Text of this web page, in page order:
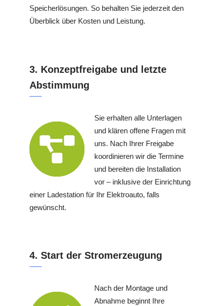
Speicherlösungen. So behalten Sie jederzeit den
Überblick über Kosten und Leistung.
3. Konzeptfreigabe und letzte
Abstimmung
Sie erhalten alle Unterlagen
und klären offene Fragen mit
uns. Nach Ihrer Freigabe
koordinieren wir die Termine
und bereiten die Installation
vor – inklusive der Einrichtung
einer Ladestation für Ihr Elektroauto, falls
gewünscht.
4. Start der Stromerzeugung
Nach der Montage und
Abnahme beginnt Ihre